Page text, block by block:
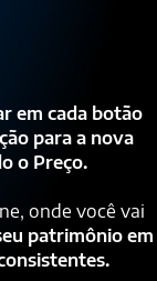
em cada botão
para a nova
o Preço.
onde você vai
patrimônio em